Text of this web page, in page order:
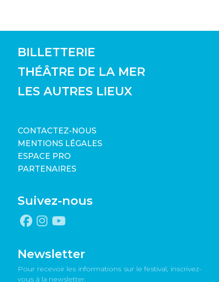
BILLETTERIE
THÉÂTRE DE LA MER
LES AUTRES LIEUX
CONTACTEZ-NOUS
MENTIONS LÉGALES
ESPACE PRO
PARTENAIRES
Suivez-nous
Newsletter
Pour recevoir les informations sur le festival, inscrivez-
vous à la newsletter.